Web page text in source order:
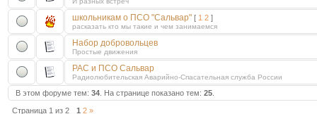
школьникам о ПСО "Сальвар" [ 1 2 ]
расказать кто мы такие и чем занимаемся
Набор добровольцев
Простые движения
РАС и ПСО Сальвар
Радиолюбительская Аварийно-Спасательная служба России
В этом форуме тем: 34 . На странице показано тем: 25
Страница 1 из 2 1 2 »